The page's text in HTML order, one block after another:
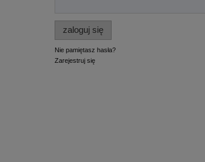
zaloguj się
Nie pamiętasz hasła?
Zarejestruj się